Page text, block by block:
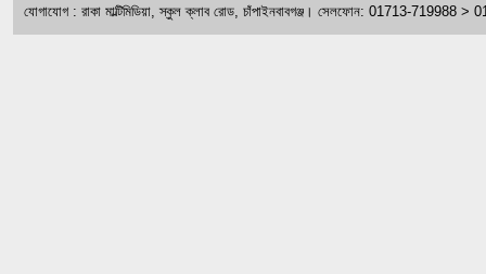
যোগাযোগ : রাকা মাল্টিমিডিয়া, স্কুল ক্লাব রোড, চাঁপাইনবাবগঞ্জ। সেলফোন: 01713-